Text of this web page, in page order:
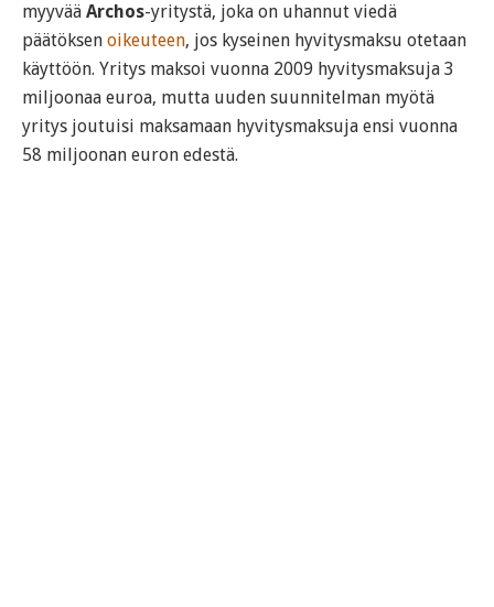
myyvää Archos-yritystä, joka on uhannut viedä
päätöksen oikeuteen, jos kyseinen hyvitysmaksu otetaan
käyttöön. Yritys maksoi vuonna 2009 hyvitysmaksuja 3
miljoonaa euroa, mutta uuden suunnitelman myötä
yritys joutuisi maksamaan hyvitysmaksuja ensi vuonna
58 miljoonan euron edestä.